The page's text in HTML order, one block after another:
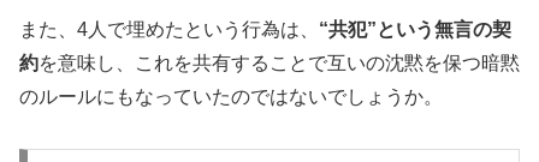
また、4人で埋めたという行為は、 “共犯”という無言の契
約を意味し、これを共有することで互いの沈黙を保つ暗黙
のルールにもなっていたのではないでしょうか。